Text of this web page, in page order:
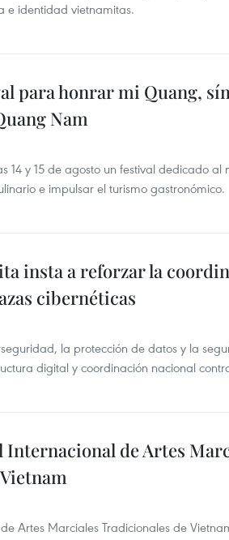
e identidad vietnamitas.
para honrar mi Quang,
Nam
14 y 15 de agosto un festival dedicado
e impulsar el turismo gastronómico.
insta a reforzar la
cibernéticas
la protección de datos y la
digital y coordinación nacional
Internacional de Artes
Artes Marciales Tradicionales de